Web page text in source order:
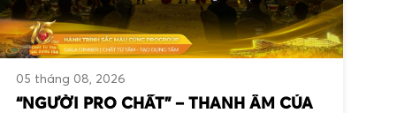
05 tháng 08, 2026
“NGƯỜI PRO CHẤT” – THANH ÂM CỦA